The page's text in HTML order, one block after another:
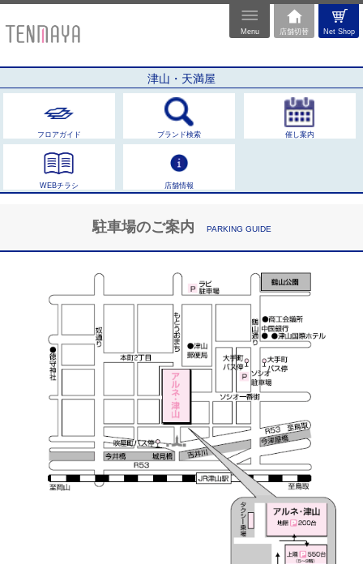
Net Shop
店舗切替
Menu
津山・天満屋
フロアガイド ブランド検索 催し案内
WEBチラシ 店舗情報
駐車場のご案内 PARKING GUIDE